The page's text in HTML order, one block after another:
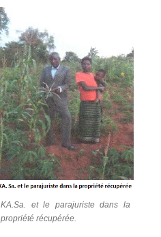
KA.Sa. et le parajuriste dans la
propriété récupérée.